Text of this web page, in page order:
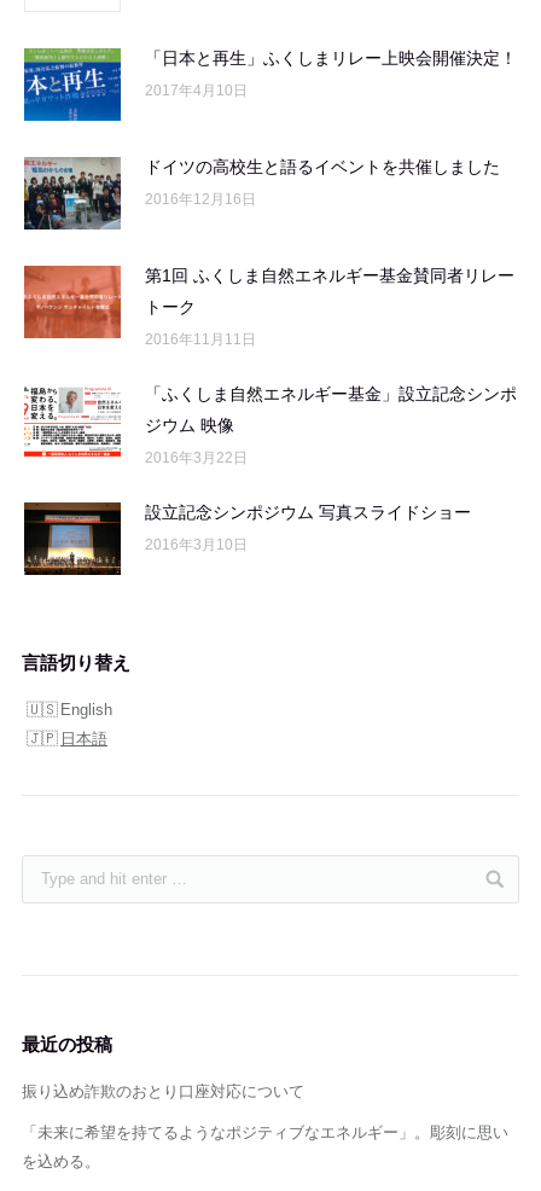
「日本と再生」ふくしまリレー上映会開催決定！
2017年4月10日
ドイツの高校生と語るイベントを共催しました
2016年12月16日
第1回 ふくしま自然エネルギー基金賛同者リレー
トーク
2016年11月11日
「ふくしま自然エネルギー基金」設立記念シンポ
ジウム 映像
2016年3月22日
設立記念シンポジウム 写真スライドショー
2016年3月10日
言語切り替え
English
日本語
最近の投稿
振り込め詐欺のおとり口座対応について
「未来に希望を持てるようなポジティブなエネルギー」。彫刻に思い
を込める。